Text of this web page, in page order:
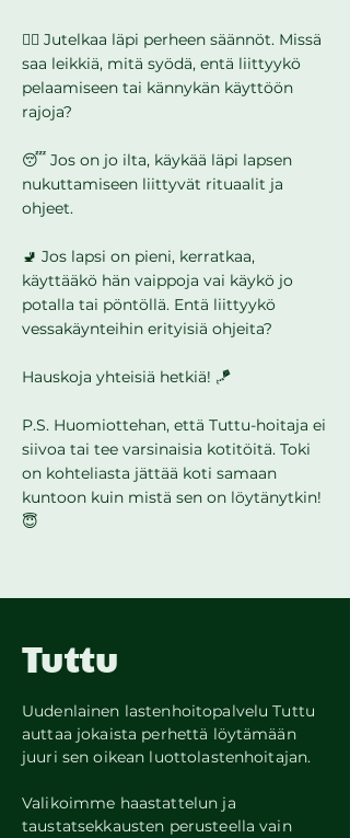
🙅‍♀️ Jutelkaa läpi perheen säännöt. Missä
saa leikkiä, mitä syödä, entä liittyykö
pelaamiseen tai kännykän käyttöön
rajoja?
😴 Jos on jo ilta, käykää läpi lapsen
nukuttamiseen liittyvät rituaalit ja
ohjeet.
🚽 Jos lapsi on pieni, kerratkaa,
käyttääkö hän vaippoja vai käykö jo
potalla tai pöntöllä. Entä liittyykö
vessakäynteihin erityisiä ohjeita?
Hauskoja yhteisiä hetkiä! ​​🪁
P.S. Huomiottehan, että Tuttu-hoitaja ei
siivoa tai tee varsinaisia kotitöitä. Toki
on kohteliasta jättää koti samaan
kuntoon kuin mistä sen on löytänytkin!
😇
Tuttu
Uudenlainen lastenhoitopalvelu Tuttu
auttaa jokaista perhettä löytämään
juuri sen oikean luottolastenhoitajan.
Valikoimme haastattelun ja
taustatsekkausten perusteella vain